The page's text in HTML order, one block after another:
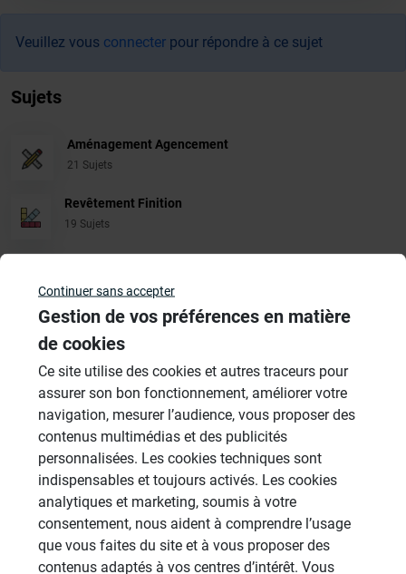
Veuillez vous connecter pour répondre à ce sujet
Sujets
Aménagement Agencement
21 Sujets
Revêtement Finition
19 Sujets
1485 Sujets
Cabines de hammam
26 Sujets
Systèmes de panneaux à carreler
1206 Sujets
Autres
949 Sujets
Autres questions
Continuer sans accepter
Gestion de vos préférences en matière
de cookies
Ce site utilise des cookies et autres traceurs pour
assurer son bon fonctionnement, améliorer votre
navigation, mesurer l’audience, vous proposer des
contenus multimédias et des publicités
personnalisées. Les cookies techniques sont
indispensables et toujours activés. Les cookies
analytiques et marketing, soumis à votre
consentement, nous aident à comprendre l’usage
que vous faites du site et à vous proposer des
contenus adaptés à vos centres d’intérêt. Vous